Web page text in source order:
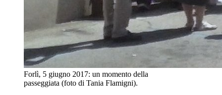
Forlì, 5 giugno 2017: un momento della
passeggiata (foto di Tania Flamigni).